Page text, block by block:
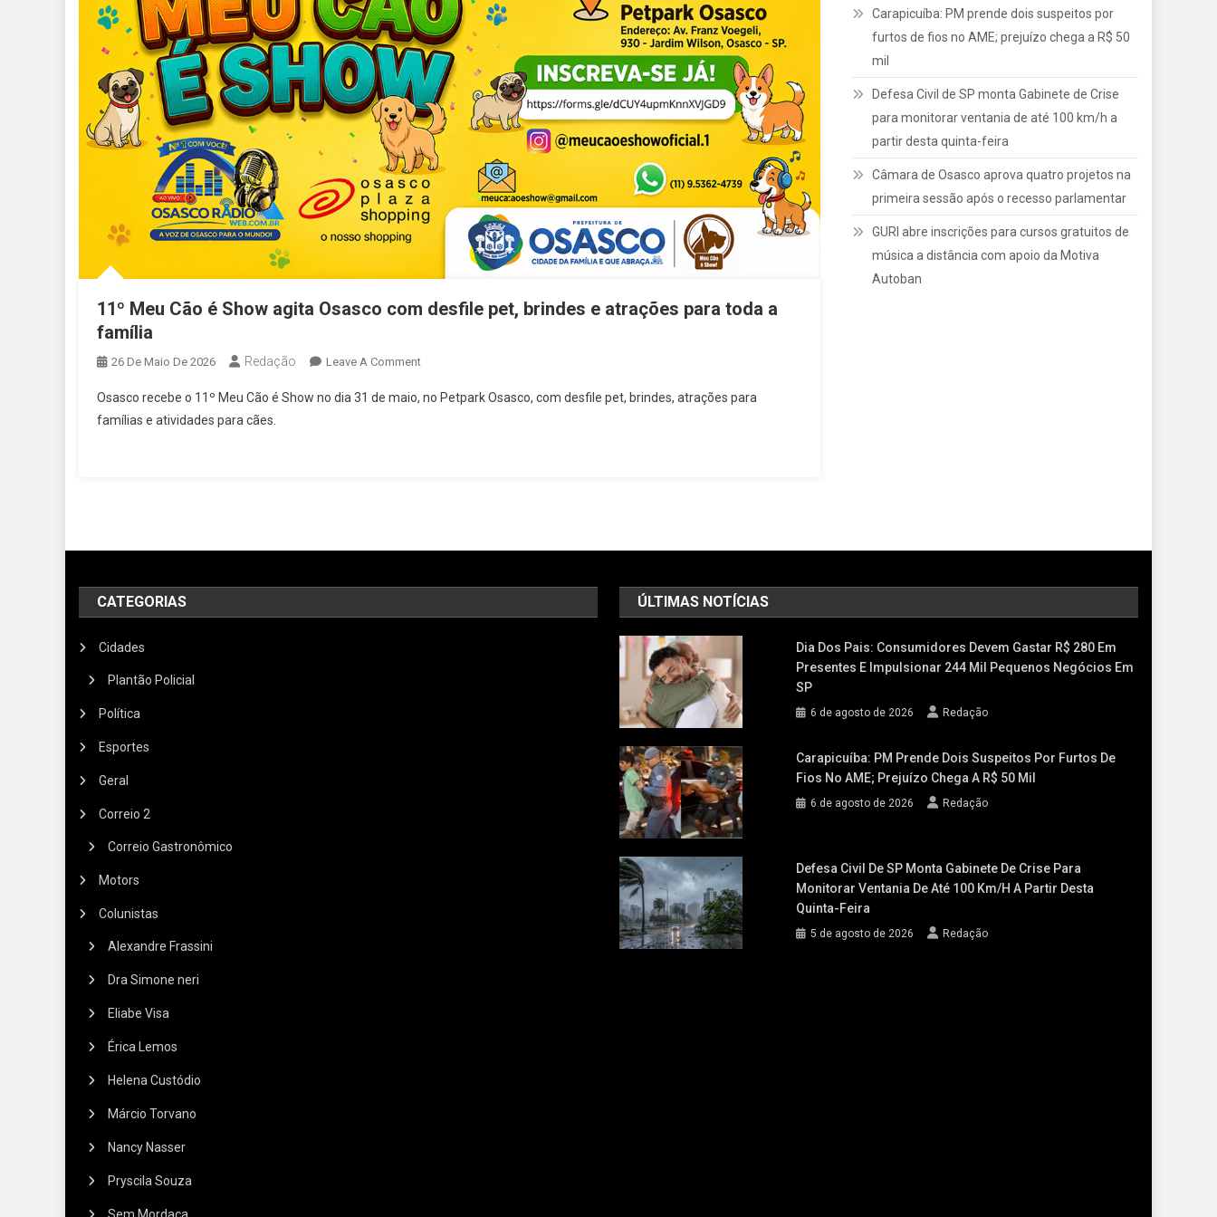
11º Meu Cão é Show agita Osasco com desfile pet, brindes e atrações para toda a
família
26 De Maio De 2026 Redação Leave A CommentOn
Meu
Desfile
Brindes
Osasco recebe o 11º Meu Cão é Show no dia 31 de maio, no Petpark Osasco, com desfile pet, brindes, atrações para
famílias e atividades para cães.
Carapicuíba: PM prende dois suspeitos por
furtos de fios no AME; prejuízo chega a R$ 50
mil
Defesa Civil de SP monta Gabinete de Crise
para monitorar ventania de até 100 km/h a
partir desta quinta-feira
Câmara de Osasco aprova quatro projetos na
primeira sessão após o recesso parlamentar
GURI abre inscrições para cursos gratuitos de
música a distância com apoio da Motiva
Autoban
CATEGORIAS
Cidades
Plantão Policial
Política
Esportes
Geral
Correio 2
Correio Gastronômico
Motors
Colunistas
Alexandre Frassini
Dra Simone neri
Eliabe Visa
Érica Lemos
Helena Custódio
Márcio Torvano
Nancy Nasser
Pryscila Souza
Sem Mordaça
ÚLTIMAS NOTÍCIAS
Dia Dos Pais: Consumidores Devem Gastar R$ 280 Em
Presentes E Impulsionar 244 Mil Pequenos Negócios Em
SP
6 de agosto de 2026 Redação
Carapicuíba: PM Prende Dois Suspeitos Por Furtos De
Fios No AME; Prejuízo Chega A R$ 50 Mil
6 de agosto de 2026 Redação
Defesa Civil De SP Monta Gabinete De Crise Para
Monitorar Ventania De Até 100 Km/h A Partir Desta
Quinta-Feira
5 de agosto de 2026 Redação